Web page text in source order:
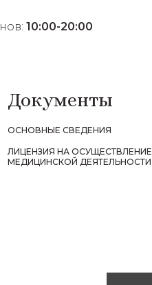
10:00-20:00
Документы
ОСНОВНЫЕ СВЕДЕНИЯ
ЛИЦЕНЗИЯ НА ОСУЩЕСТВЛЕНИЕ
МЕДИЦИНСКОЙ ДЕЯТЕЛЬНОСТИ